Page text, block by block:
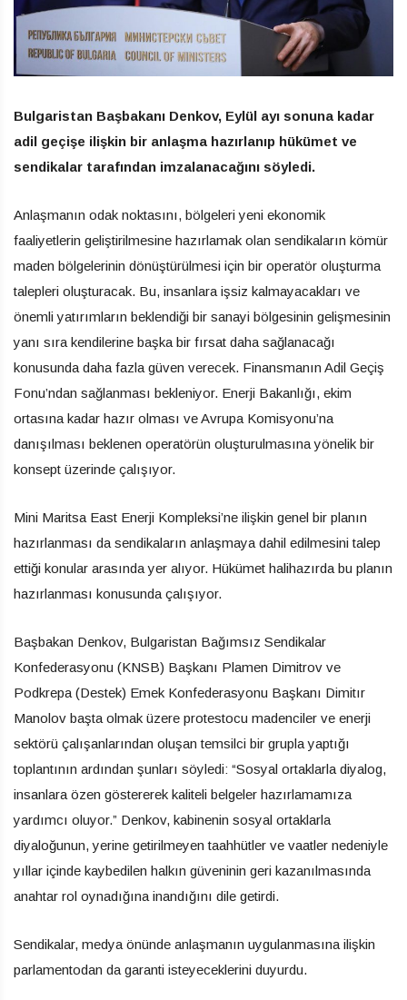
Bulgaristan Başbakanı Denkov, Eylül ayı sonuna kadar
adil geçişe ilişkin bir anlaşma hazırlanıp hükümet ve
sendikalar tarafından imzalanacağını söyledi.
Anlaşmanın odak noktasını, bölgeleri yeni ekonomik
faaliyetlerin geliştirilmesine hazırlamak olan sendikaların kömür
maden bölgelerinin dönüştürülmesi için bir operatör oluşturma
talepleri oluşturacak. Bu, insanlara işsiz kalmayacakları ve
önemli yatırımların beklendiği bir sanayi bölgesinin gelişmesinin
yanı sıra kendilerine başka bir fırsat daha sağlanacağı
konusunda daha fazla güven verecek. Finansmanın Adil Geçiş
Fonu’ndan sağlanması bekleniyor. Enerji Bakanlığı, ekim
ortasına kadar hazır olması ve Avrupa Komisyonu’na
danışılması beklenen operatörün oluşturulmasına yönelik bir
konsept üzerinde çalışıyor.
Mini Maritsa East Enerji Kompleksi’ne ilişkin genel bir planın
hazırlanması da sendikaların anlaşmaya dahil edilmesini talep
ettiği konular arasında yer alıyor. Hükümet halihazırda bu planın
hazırlanması konusunda çalışıyor.
Başbakan Denkov, Bulgaristan Bağımsız Sendikalar
Konfederasyonu (KNSB) Başkanı Plamen Dimitrov ve
Podkrepa (Destek) Emek Konfederasyonu Başkanı Dimitır
Manolov başta olmak üzere protestocu madenciler ve enerji
sektörü çalışanlarından oluşan temsilci bir grupla yaptığı
toplantının ardından şunları söyledi: “Sosyal ortaklarla diyalog,
insanlara özen göstererek kaliteli belgeler hazırlamamıza
yardımcı oluyor.” Denkov, kabinenin sosyal ortaklarla
diyaloğunun, yerine getirilmeyen taahhütler ve vaatler nedeniyle
yıllar içinde kaybedilen halkın güveninin geri kazanılmasında
anahtar rol oynadığına inandığını dile getirdi.
Sendikalar, medya önünde anlaşmanın uygulanmasına ilişkin
parlamentodan da garanti isteyeceklerini duyurdu.